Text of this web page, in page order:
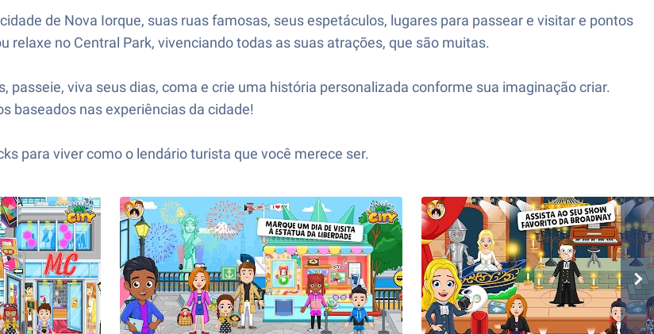
de Nova Iorque, suas ruas famosas, seus espetáculos, lugares para passear e visitar e pontos
no Central Park, vivenciando todas as suas atrações, que são muitas.
viva seus dias, coma e crie uma história personalizada conforme sua imaginação criar.
baseados nas experiências da cidade!
para viver como o lendário turista que você merece ser.